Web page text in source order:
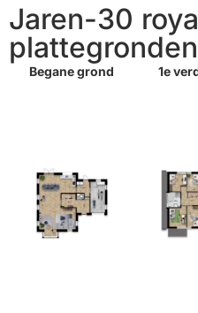
Jaren-30
plattegronden
Begane grond 1e